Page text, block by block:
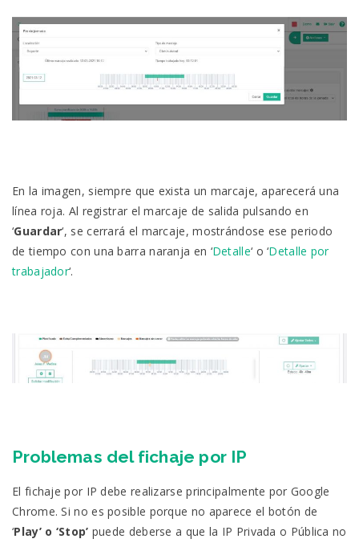
En la imagen, siempre que exista un marcaje, aparecerá una
línea roja. Al registrar el marcaje de salida pulsando en
‘Guardar‘, se cerrará el marcaje, mostrándose ese periodo
de tiempo con una barra naranja en ‘Detalle‘ o ‘Detalle por
trabajador‘.
Problemas del fichaje por IP
El fichaje por IP debe realizarse principalmente por Google
Chrome. Si no es posible porque no aparece el botón de
‘Play’ o ‘Stop’ puede deberse a que la IP Privada o Pública no